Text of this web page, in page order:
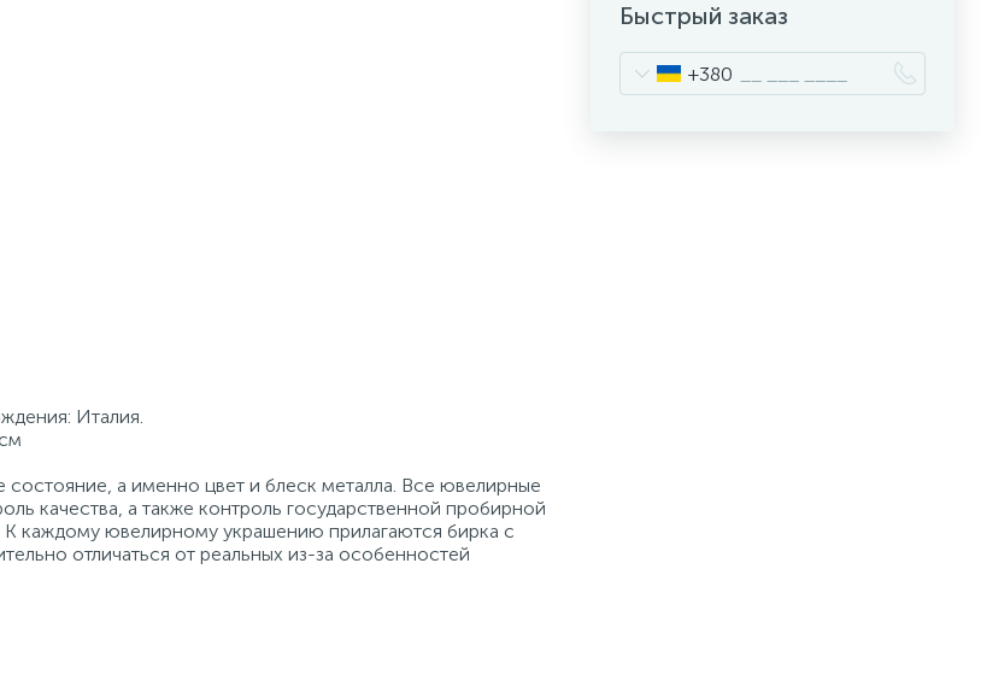
Италия.
а именно цвет и блеск металла. Все ювелирные
качества, а также контроль государственной пробирной
каждому ювелирному украшению прилагаются бирка с
отличаться от реальных из-за особенностей
Быстрый заказ
+380